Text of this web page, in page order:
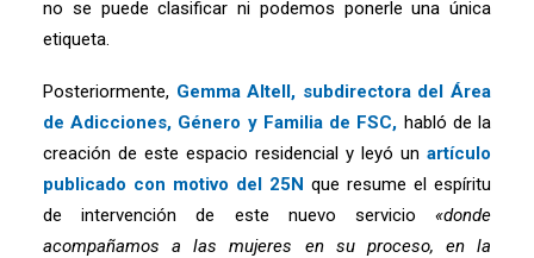
no se puede clasificar ni podemos ponerle una única
etiqueta.
Posteriormente, Gemma Altell, subdirectora del Área
de Adicciones, Género y Familia de FSC, habló de la
creación de este espacio residencial y leyó un artículo
publicado con motivo del 25N que resume el espíritu
de intervención de este nuevo servicio «donde
acompañamos a las mujeres en su proceso, en la